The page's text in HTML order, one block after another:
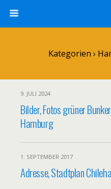
Kategorien ›
9. JULI 2024
Bilder, Fotos grüner
Hamburg
1. SEPTEMBER 2017
Adresse, Stadtplan